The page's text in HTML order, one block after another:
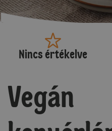
Nincs értékelve
Vegán